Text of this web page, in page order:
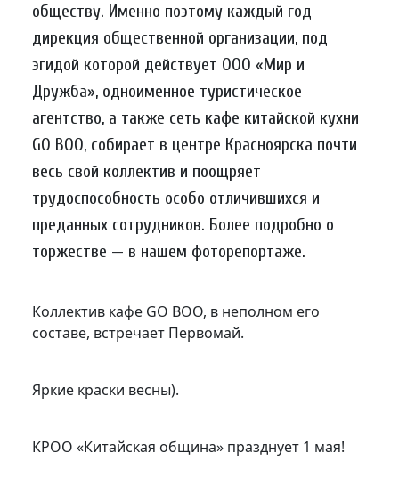
обществу. Именно поэтому каждый год
дирекция общественной организации, под
эгидой которой действует ООО «Мир и
Дружба», одноименное туристическое
агентство, а также сеть кафе китайской кухни
GO BOO, собирает в центре Красноярска почти
весь свой коллектив и поощряет
трудоспособность особо отличившихся и
преданных сотрудников. Более подробно о
торжестве — в нашем фоторепортаже.
Коллектив кафе GO BOO, в неполном его
составе, встречает Первомай.
Яркие краски весны).
КРОО «Китайская община» празднует 1 мая!